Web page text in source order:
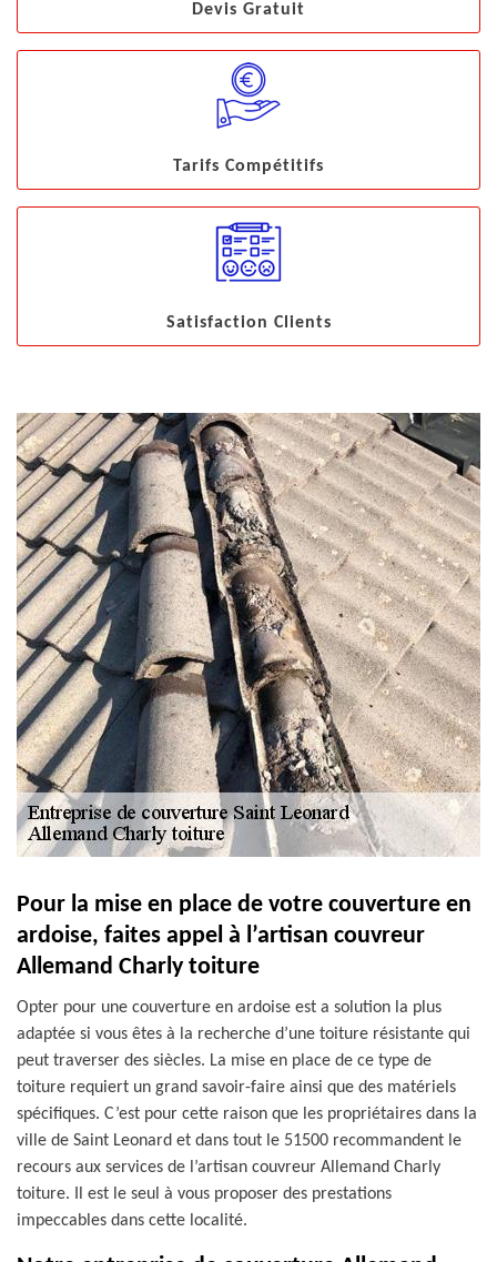
Devis Gratuit
Tarifs Compétitifs
Satisfaction Clients
Pour la mise en place de votre couverture en
ardoise, faites appel à l’artisan couvreur
Allemand Charly toiture
Opter pour une couverture en ardoise est a solution la plus
adaptée si vous êtes à la recherche d’une toiture résistante qui
peut traverser des siècles. La mise en place de ce type de
toiture requiert un grand savoir-faire ainsi que des matériels
spécifiques. C’est pour cette raison que les propriétaires dans la
ville de Saint Leonard et dans tout le 51500 recommandent le
recours aux services de l’artisan couvreur Allemand Charly
toiture. Il est le seul à vous proposer des prestations
impeccables dans cette localité.